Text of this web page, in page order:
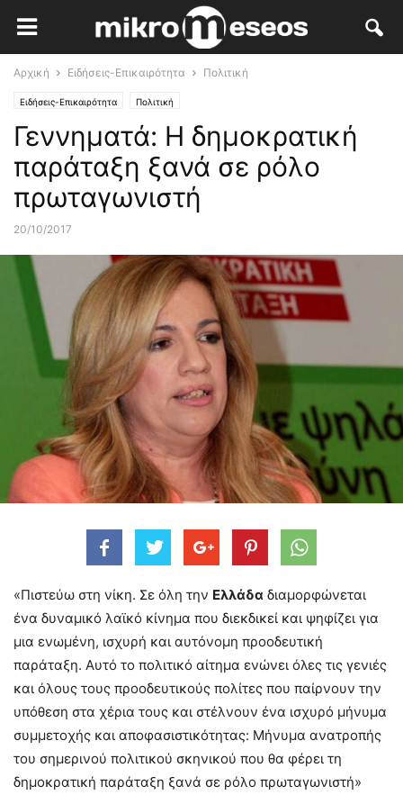
Αρχική Ειδήσεις-Επικαιρότητα Πολιτική
Ειδήσεις-Επικαιρότητα Πολιτική
Γεννηματά: Η δημοκρατική
παράταξη ξανά σε ρόλο
πρωταγωνιστή
20/10/2017
«Πιστεύω στη νίκη. Σε όλη την Ελλάδα διαμορφώνεται
ένα δυναμικό λαϊκό κίνημα που διεκδικεί και ψηφίζει για
μια ενωμένη, ισχυρή και αυτόνομη προοδευτική
παράταξη. Αυτό το πολιτικό αίτημα ενώνει όλες τις γενιές
και όλους τους προοδευτικούς πολίτες που παίρνουν την
υπόθεση στα χέρια τους και στέλνουν ένα ισχυρό μήνυμα
συμμετοχής και αποφασιστικότητας: Μήνυμα ανατροπής
του σημερινού πολιτικού σκηνικού που θα φέρει τη
δημοκρατική παράταξη ξανά σε ρόλο πρωταγωνιστή»